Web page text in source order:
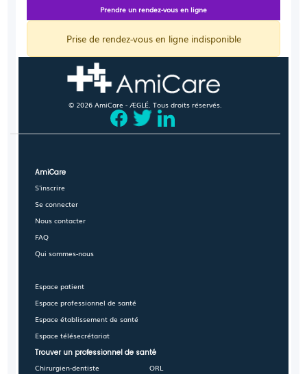
Prendre un rendez-vous en ligne
Prise de rendez-vous en ligne indisponible
© 2026 AmiCare - ÆGLÉ. Tous droits réservés.
AmiCare
S'inscrire
Se connecter
Nous contacter
FAQ
Qui sommes-nous
Espace patient
Espace professionnel de santé
Espace établissement de santé
Espace télésecrétariat
Trouver un professionnel de santé
Chirurgien-dentiste
ORL